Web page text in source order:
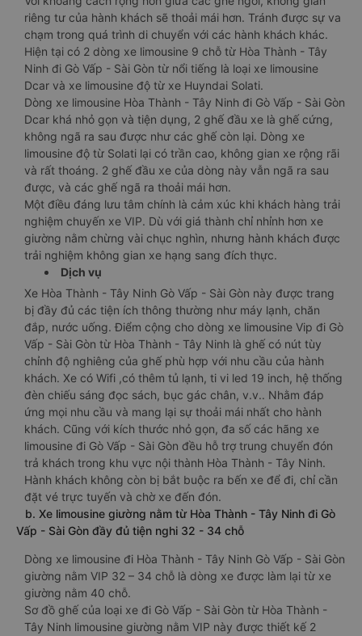
riêng tư của hành khách sẽ thoải mái hơn. Tránh được sự va
chạm trong quá trình di chuyển với các hành khách khác.
Hiện tại có 2 dòng xe limousine 9 chỗ từ Hòa Thành - Tây
Ninh đi Gò Vấp - Sài Gòn từ nổi tiếng là loại xe limousine
Dcar và xe limousine độ từ xe Huyndai Solati.
Dòng xe limousine Hòa Thành - Tây Ninh đi Gò Vấp - Sài Gòn
Dcar khá nhỏ gọn và tiện dụng, 2 ghế đầu xe là ghế cứng,
không ngã ra sau được như các ghế còn lại. Dòng xe
limousine độ từ Solati lại có trần cao, không gian xe rộng rãi
và rất thoáng. 2 ghế đầu xe của dòng này vẫn ngã ra sau
được, và các ghế ngã ra thoải mái hơn.
Một điều đáng lưu tâm chính là cảm xúc khi khách hàng trải
nghiệm chuyến xe VIP. Dù với giá thành chỉ nhỉnh hơn xe
giường nằm chừng vài chục nghìn, nhưng hành khách được
trải nghiệm không gian xe hạng sang đích thực.
Dịch vụ
Xe Hòa Thành - Tây Ninh Gò Vấp - Sài Gòn này được trang
bị đầy đủ các tiện ích thông thường như máy lạnh, chăn
đắp, nước uống. Điểm cộng cho dòng xe limousine Vip đi Gò
Vấp - Sài Gòn từ Hòa Thành - Tây Ninh là ghế có nút tùy
chỉnh độ nghiêng của ghế phù hợp với nhu cầu của hành
khách. Xe có Wifi ,có thêm tủ lạnh, ti vi led 19 inch, hệ thống
đèn chiếu sáng đọc sách, bục gác chân, v.v.. Nhằm đáp
ứng mọi nhu cầu và mang lại sự thoải mái nhất cho hành
khách. Cũng với kích thước nhỏ gọn, đa số các hãng xe
limousine đi Gò Vấp - Sài Gòn đều hỗ trợ trung chuyển đón
trả khách trong khu vực nội thành Hòa Thành - Tây Ninh.
Hành khách không còn bị bắt buộc ra bến xe để đi, chỉ cần
đặt vé trực tuyến và chờ xe đến đón.
b. Xe limousine giường nằm từ Hòa Thành - Tây Ninh đi Gò
Vấp - Sài Gòn đầy đủ tiện nghi 32 - 34 chỗ
Dòng xe limousine đi Hòa Thành - Tây Ninh Gò Vấp - Sài Gòn
giường nằm VIP 32 – 34 chỗ là dòng xe được làm lại từ xe
giường nằm 40 chỗ.
Sơ đồ ghế của loại xe đi Gò Vấp - Sài Gòn từ Hòa Thành -
Tây Ninh limousine giường nằm VIP này được thiết kế 2